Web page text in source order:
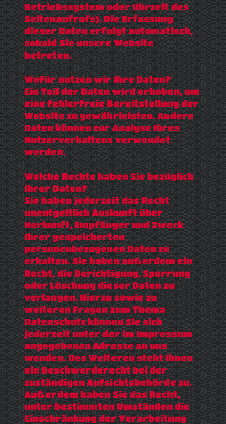
Betriebssystem oder Uhrzeit des
Seitenaufrufs). Die Erfassung
dieser Daten erfolgt automatisch,
sobald Sie unsere Website
betreten.
Wofür nutzen wir Ihre Daten?
Ein Teil der Daten wird erhoben, um
eine fehlerfreie Bereitstellung der
Website zu gewährleisten. Andere
Daten können zur Analyse Ihres
Nutzerverhaltens verwendet
werden.
Welche Rechte haben Sie bezüglich
Ihrer Daten?
Sie haben jederzeit das Recht
unentgeltlich Auskunft über
Herkunft, Empfänger und Zweck
Ihrer gespeicherten
personenbezogenen Daten zu
erhalten. Sie haben außerdem ein
Recht, die Berichtigung, Sperrung
oder Löschung dieser Daten zu
verlangen. Hierzu sowie zu
weiteren Fragen zum Thema
Datenschutz können Sie sich
jederzeit unter der im Impressum
angegebenen Adresse an uns
wenden. Des Weiteren steht Ihnen
ein Beschwerderecht bei der
zuständigen Aufsichtsbehörde zu.
Außerdem haben Sie das Recht,
unter bestimmten Umständen die
Einschränkung der Verarbeitung